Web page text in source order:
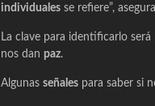
individuales se refiere”, asegura
La clave para identificarlo será
nos dan paz.
Algunas señales para saber si